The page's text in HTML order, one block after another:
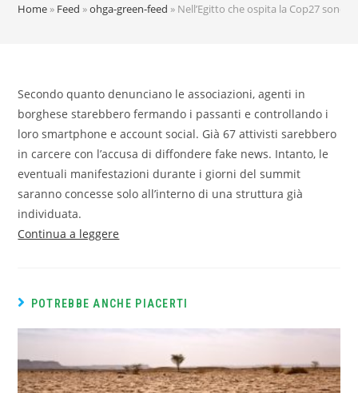
Home » Feed »ohga-green-feed » Nell’Egitto che ospita la Cop27 sono
Secondo quanto denunciano le associazioni, agenti in
borghese starebbero fermando i passanti e controllando i
loro smartphone e account social. Già 67 attivisti sarebbero
in carcere con l’accusa di diffondere fake news. Intanto, le
eventuali manifestazioni durante i giorni del summit
saranno concesse solo all’interno di una struttura già
individuata.
Continua a leggere
POTREBBE ANCHE PIACERTI